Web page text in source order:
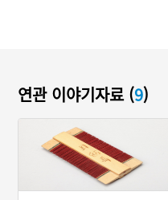
연관 이야기자료 (9)